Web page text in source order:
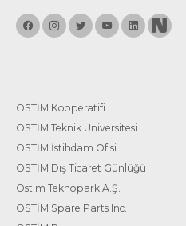
OSTİM Kooperatifi
OSTİM Teknik Üniversitesi
OSTİM İstihdam Ofisi
OSTİM Dış Ticaret Günlüğü
Ostim Teknopark A.Ş.
OSTİM Spare Parts Inc.